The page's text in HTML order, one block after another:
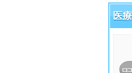
科・
医